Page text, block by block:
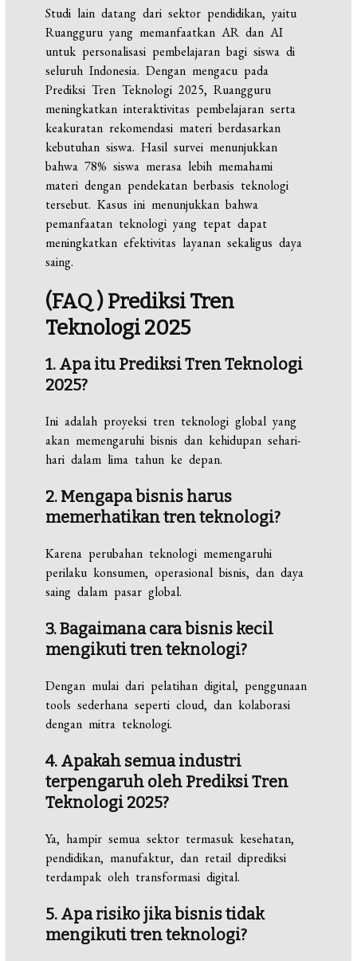
Studi lain datang dari sektor pendidikan, yaitu
Ruangguru yang memanfaatkan AR dan AI
untuk personalisasi pembelajaran bagi siswa di
seluruh Indonesia. Dengan mengacu pada
Prediksi Tren Teknologi 2025, Ruangguru
meningkatkan interaktivitas pembelajaran serta
keakuratan rekomendasi materi berdasarkan
kebutuhan siswa. Hasil survei menunjukkan
bahwa 78% siswa merasa lebih memahami
materi dengan pendekatan berbasis teknologi
tersebut. Kasus ini menunjukkan bahwa
pemanfaatan teknologi yang tepat dapat
meningkatkan efektivitas layanan sekaligus daya
saing.
(FAQ ) Prediksi Tren
Teknologi 2025
1. Apa itu Prediksi Tren Teknologi
2025?
Ini adalah proyeksi tren teknologi global yang
akan memengaruhi bisnis dan kehidupan sehari-
hari dalam lima tahun ke depan.
2. Mengapa bisnis harus
memerhatikan tren teknologi?
Karena perubahan teknologi memengaruhi
perilaku konsumen, operasional bisnis, dan daya
saing dalam pasar global.
3. Bagaimana cara bisnis kecil
mengikuti tren teknologi?
Dengan mulai dari pelatihan digital, penggunaan
tools sederhana seperti cloud, dan kolaborasi
dengan mitra teknologi.
4. Apakah semua industri
terpengaruh oleh Prediksi Tren
Teknologi 2025?
Ya, hampir semua sektor termasuk kesehatan,
pendidikan, manufaktur, dan retail diprediksi
terdampak oleh transformasi digital.
5. Apa risiko jika bisnis tidak
mengikuti tren teknologi?